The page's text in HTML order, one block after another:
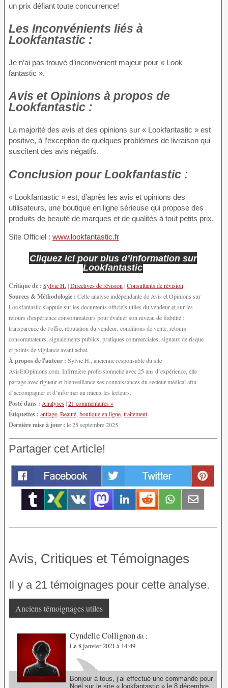
un prix défiant toute concurrence!
Les Inconvénients liés à
Lookfantastic :
Je n’ai pas trouvé d’inconvénient majeur pour « Look
fantastic ».
Avis et Opinions à propos de
Lookfantastic :
La majorité des avis et des opinions sur « Lookfantastic » est
positive, à l’exception de quelques problèmes de livraison qui
suscitent des avis négatifs.
Conclusion pour Lookfantastic :
« Lookfantastic » est, d’après les avis et opinions des
utilisateurs, une boutique en ligne sérieuse qui propose des
produits de beauté de marques et de qualités à tout petits prix.
Site Officiel : www.lookfantastic.fr
Cliquez ici pour plus d’information sur
Lookfantastic
Critique de : Sylvie H. |Directives de révision|Consultants de révision
Sources & Méthodologie : Cette analyse indépendante de Avis et Opinions sur
Lookfantastic s'appuie sur les documents officiels utiles du vendeur et sur les
retours d'expérience consommateurs pour évaluer son niveau de fiabilité :
transparence de l’offre, réputation du vendeur, conditions de vente, retours
consommateurs, signalements publics, pratiques commerciales, signaux de risque
et points de vigilance avant achat.
À propos de l'auteur : Sylvie H., ancienne responsable du site
AvisEtOpinions.com. Infirmière professionnelle avec 25 ans d’expérience, elle
partage avec rigueur et bienveillance ses connaissances du secteur médical afin
d’accompagner et d’informer au mieux les lecteurs.
Posté dans : Analyses|21 commentaires »
Étiquettes : antiage,Beauté,boutique en ligne,traitement
Dernière mise à jour : le 25 septembre 2025.
Partager cet Article!
Avis, Critiques et Témoignages
Il y a 21 témoignages pour cette analyse.
Anciens témoignages utiles
Cyndelle Collignondit :
Le 8 janvier 2021 à 14:49
Bonjour à tous, j’ai effectué une commande pour
Noël sur le site « lookfantastic » le 8 décembre